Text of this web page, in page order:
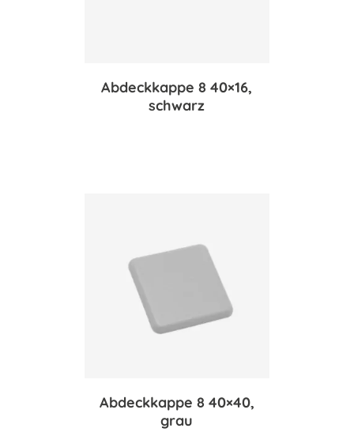
Abdeckkappe 8 40×16,
schwarz
Abdeckkappe 8 40×40,
grau